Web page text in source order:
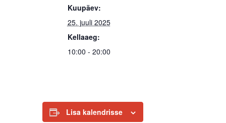
Kuupäev:
25. juuli 2025
Kellaaeg:
10:00 - 20:00
Lisa kalendrisse